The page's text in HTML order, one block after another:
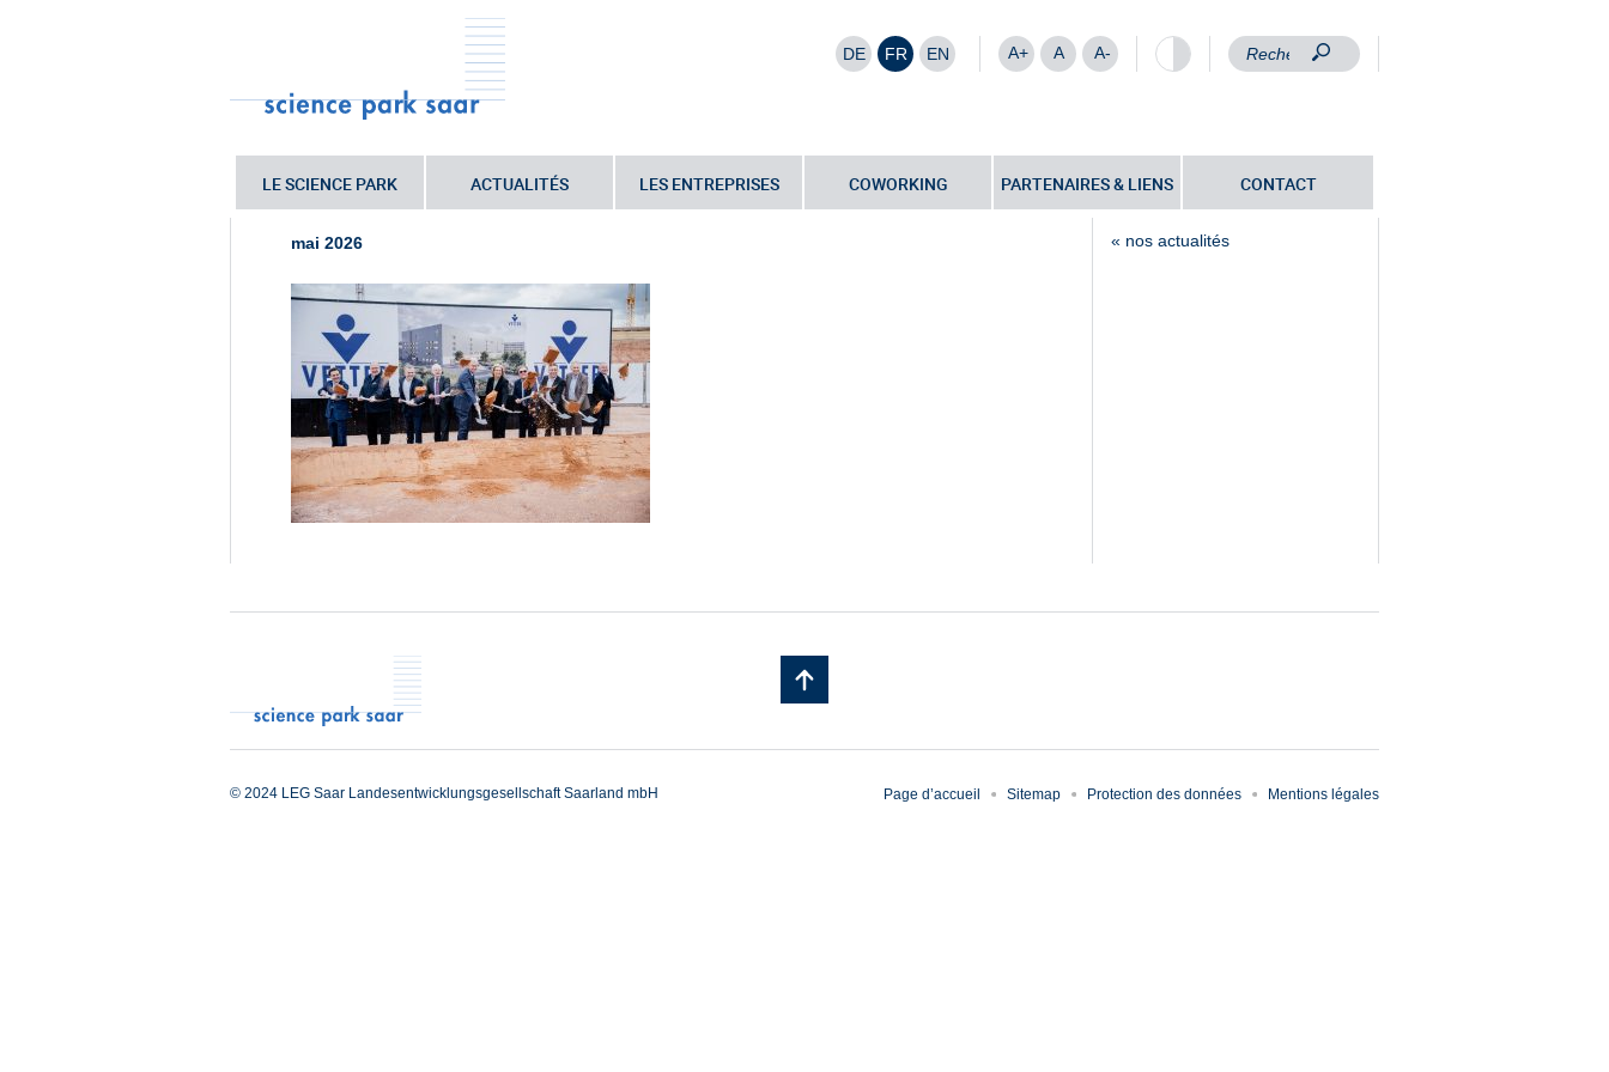
DE FR EN A+ A A-
LE SCIENCE PARK ACTUALITÉS LES ENTREPRISES COWORKING PARTENAIRES & LIENS CONTACT
Sie sind hier: Startseite 20260513_Vetter_Spatenstich_Cuvee_50
mai 2026 « nos actualités
© 2024 LEG Saar Landesentwicklungsgesellschaft Saarland mbH Page d’accueil Sitemap Protection des données Mentions légales